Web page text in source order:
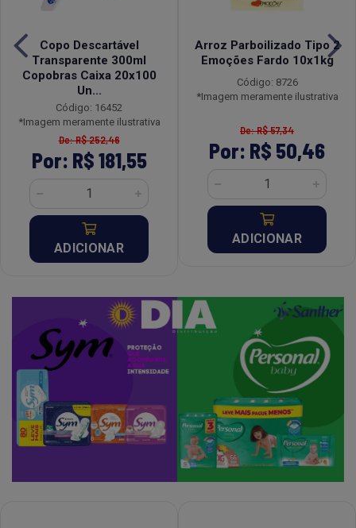
Copo Descartável
Transparente 300ml
Copobras Caixa 20x100
Un...
Código: 16452
*Imagem meramente ilustrativa
De: R$ 252,46
Por: R$ 181,55
ADICIONAR
Arroz Parboilizado Tipo 2
Emoções Fardo 10x1kg
Código: 8726
*Imagem meramente ilustrativa
De: R$ 57,34
Por: R$ 50,46
ADICIONAR